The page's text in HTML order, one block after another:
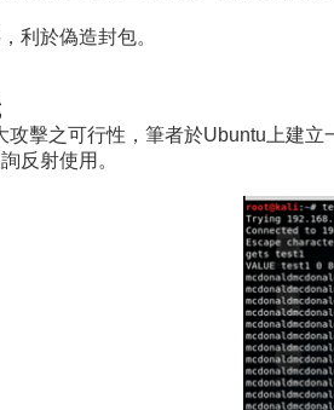
利於偽造封包。
攻擊之可行性，筆者於Ubuntu上建
反射使用。